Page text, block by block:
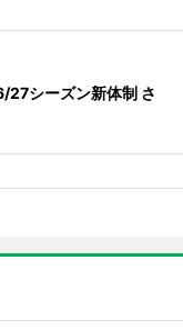
27シーズン新体制 さ